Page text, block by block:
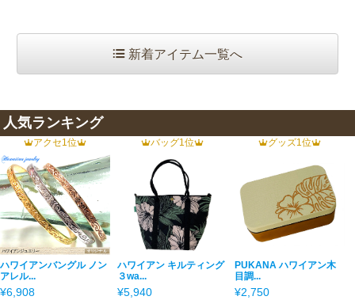
新着アイテム一覧へ
人気ランキング
アクセ1位
ハワイアンバングル ノン
アレル...
¥6,908
バッグ1位
ハワイアン キルティング
３wa...
¥5,940
グッズ1位
PUKANA ハワイアン木
目調...
¥2,750